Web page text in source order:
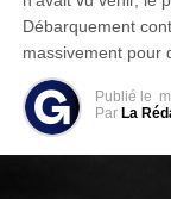
Débarquement
massivement pour
Publié le
Par La